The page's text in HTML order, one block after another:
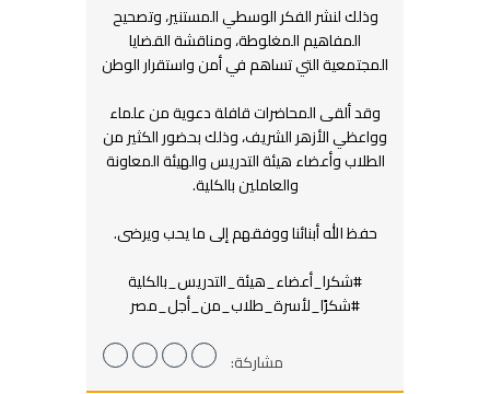
وذلك لنشر الفكر الوسطي المستنير، وتصحيح
المفاهيم المغلوطة، ومناقشة القضايا
المجتمعية التي تساهم في أمن واستقرار الوطن
وقد ألقى المحاضرات قافلة دعوية من علماء
وواعظي الأزهر الشريف، وذلك بحضور الكثير من
الطلاب وأعضاء هيئة التدريس والهيئة المعاونة
والعاملين بالكلية.
حفظ الله أبنائنا ووفقهم إلى ما يحب ويرضى.
#شكرا_أعضاء_هيئة_التدريس_بالكلية
#شكرًا_لأسرة_طلاب_من_أجل_مصر
مشاركة: